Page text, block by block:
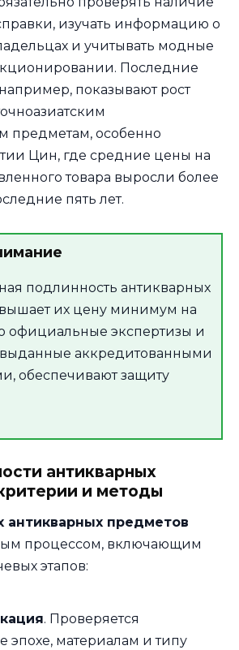
изучать информацию о
и учитывать модные
Последние
показывают рост
предметам, особенно
Цин, где средние цены на
товара выросли более
пять лет.
подлинность антикварных
их цену минимум на
официальные экспертизы и
аккредитованными
обеспечивают защиту
антикварных
и методы
антикварных предметов
процессом, включающим
этапов:
. Проверяется
эпохе, материалам и типу